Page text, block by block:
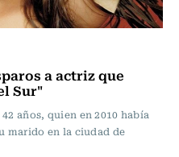
a actriz que
Sur"
años, quien en 2010 había
marido en la ciudad de